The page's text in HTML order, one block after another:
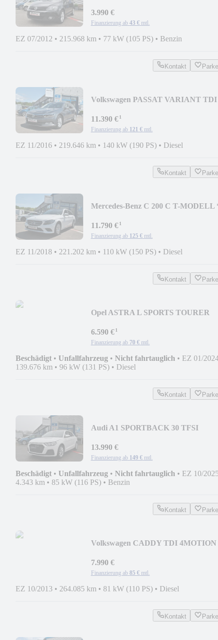
3.990 €
Finanzierung ab 43 € mtl.
EZ 07/2012 • 215.968 km • 77 kW (105 PS) • Benzin
Kontakt
Volkswagen PASSAT VARIANT TDI
11.390 €¹
Finanzierung ab 121 € mtl.
EZ 11/2016 • 219.646 km • 140 kW (190 PS) • Diesel
Kontakt
Mercedes-Benz C 200 C T-MODELL
11.790 €¹
Finanzierung ab 125 € mtl.
EZ 11/2018 • 221.202 km • 110 kW (150 PS) • Diesel
Kontakt
Opel ASTRA L SPORTS TOURER
6.590 €¹
Finanzierung ab 70 € mtl.
Beschädigt • Unfallfahrzeug • Nicht fahrtauglich • EZ 01/
139.676 km • 96 kW (131 PS) • Diesel
Kontakt
Audi A1 SPORTBACK 30 TFSI
13.990 €
Finanzierung ab 149 € mtl.
Beschädigt • Unfallfahrzeug • Nicht fahrtauglich • EZ 10/
4.343 km • 85 kW (116 PS) • Benzin
Kontakt
Volkswagen CADDY TDI 4MOTION
7.990 €
Finanzierung ab 85 € mtl.
EZ 10/2013 • 264.085 km • 81 kW (110 PS) • Diesel
Kontakt